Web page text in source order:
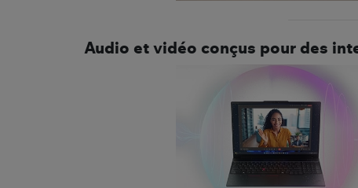
Audio et vidéo conçus pour des